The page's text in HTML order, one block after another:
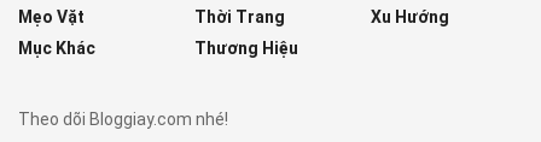
Mẹo Vặt
Mục Khác
Thời Trang
Thương Hiệu
Xu Hướng
Theo dõi Bloggiay.com nhé!